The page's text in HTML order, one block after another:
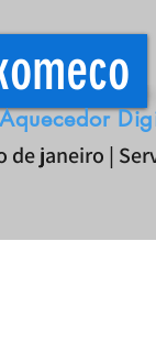
Aquecedor
janeiro |